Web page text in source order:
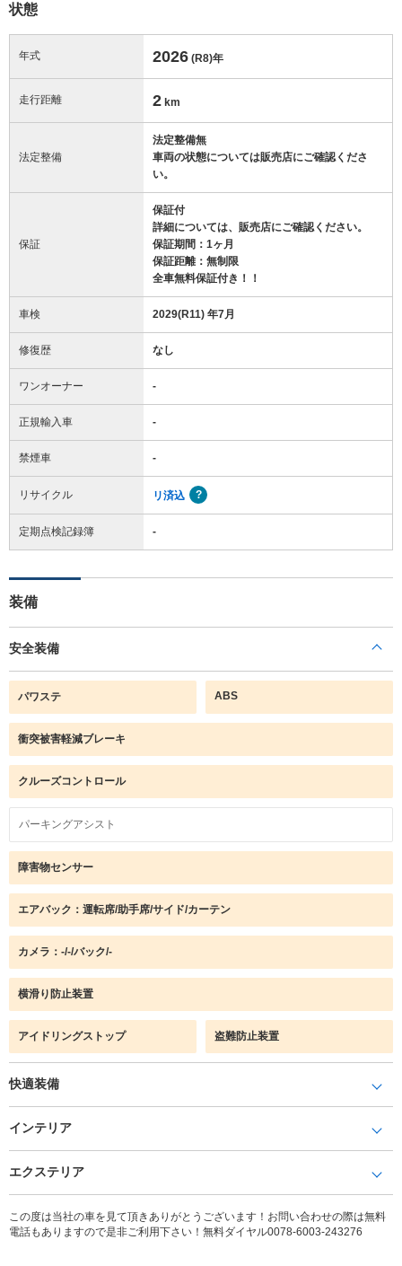
状態
年式 2026 (R8)年
走行距離 2 km
法定整備
法定整備無
車両の状態については販売店にご確認くださ
い。
保証
保証付
詳細については、販売店にご確認ください。
保証期間：1ヶ月
保証距離：無制限
全車無料保証付き！！
車検 2029(R11) 年7月
修復歴 なし
ワンオーナー -
正規輸入車 -
禁煙車 -
リサイクル リ済込
定期点検記録簿 -
装備
安全装備
パワステ ABS
衝突被害軽減ブレーキ
クルーズコントロール
パーキングアシスト
障害物センサー
エアバック：運転席/助手席/サイド/カーテン
カメラ：-/-/バック/-
横滑り防止装置
アイドリングストップ 盗難防止装置
快適装備
インテリア
エクステリア
この度は当社の車を見て頂きありがとうございます！お問い合わせの際は無料
電話もありますので是非ご利用下さい！無料ダイヤル0078-6003-243276